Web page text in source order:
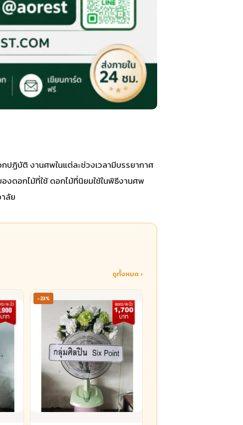
ปฏิบัติ งานศพในแต่ละช่วงเวลามีบรรยากาศ
งดอกไม้ที่ใช้ ดอกไม้ที่นิยมใช้ในพิธีงานศพ
ลัย
ดูทั้งหมด ›
-23%